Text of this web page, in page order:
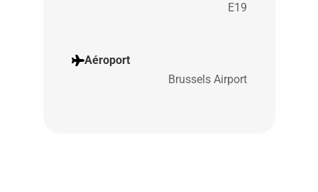
E19
Aéroport
Brussels Airport